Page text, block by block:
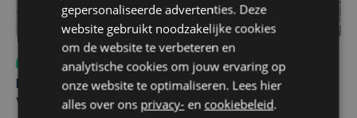
Sport
do 6 augustus | 10:49
Margot Vanpachtenbeke beklimt zeven keer de Mont
Ventoux
gepersonaliseerde advertenties. Deze
website gebruikt noodzakelijke cookies
om de website te verbeteren en
analytische cookies om jouw ervaring op
onze website te optimaliseren. Lees hier
alles over ons privacy- en cookiebeleid.